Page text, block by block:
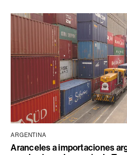
ARGENTINA
Aranceles a importaciones